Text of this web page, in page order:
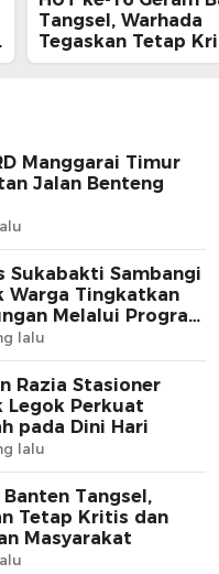
Tangsel, Warhada
Tegaskan Tetap
Kawal Kepentingan
Manggarai Timur
Jalan Benteng
Sukabakti Sambangi
Warga Tingkatkan
Melalui Program
lalu
Razia Stasioner
Legok Perkuat
pada Dini Hari
lalu
Banten Tangsel,
Tetap Kritis dan
Masyarakat